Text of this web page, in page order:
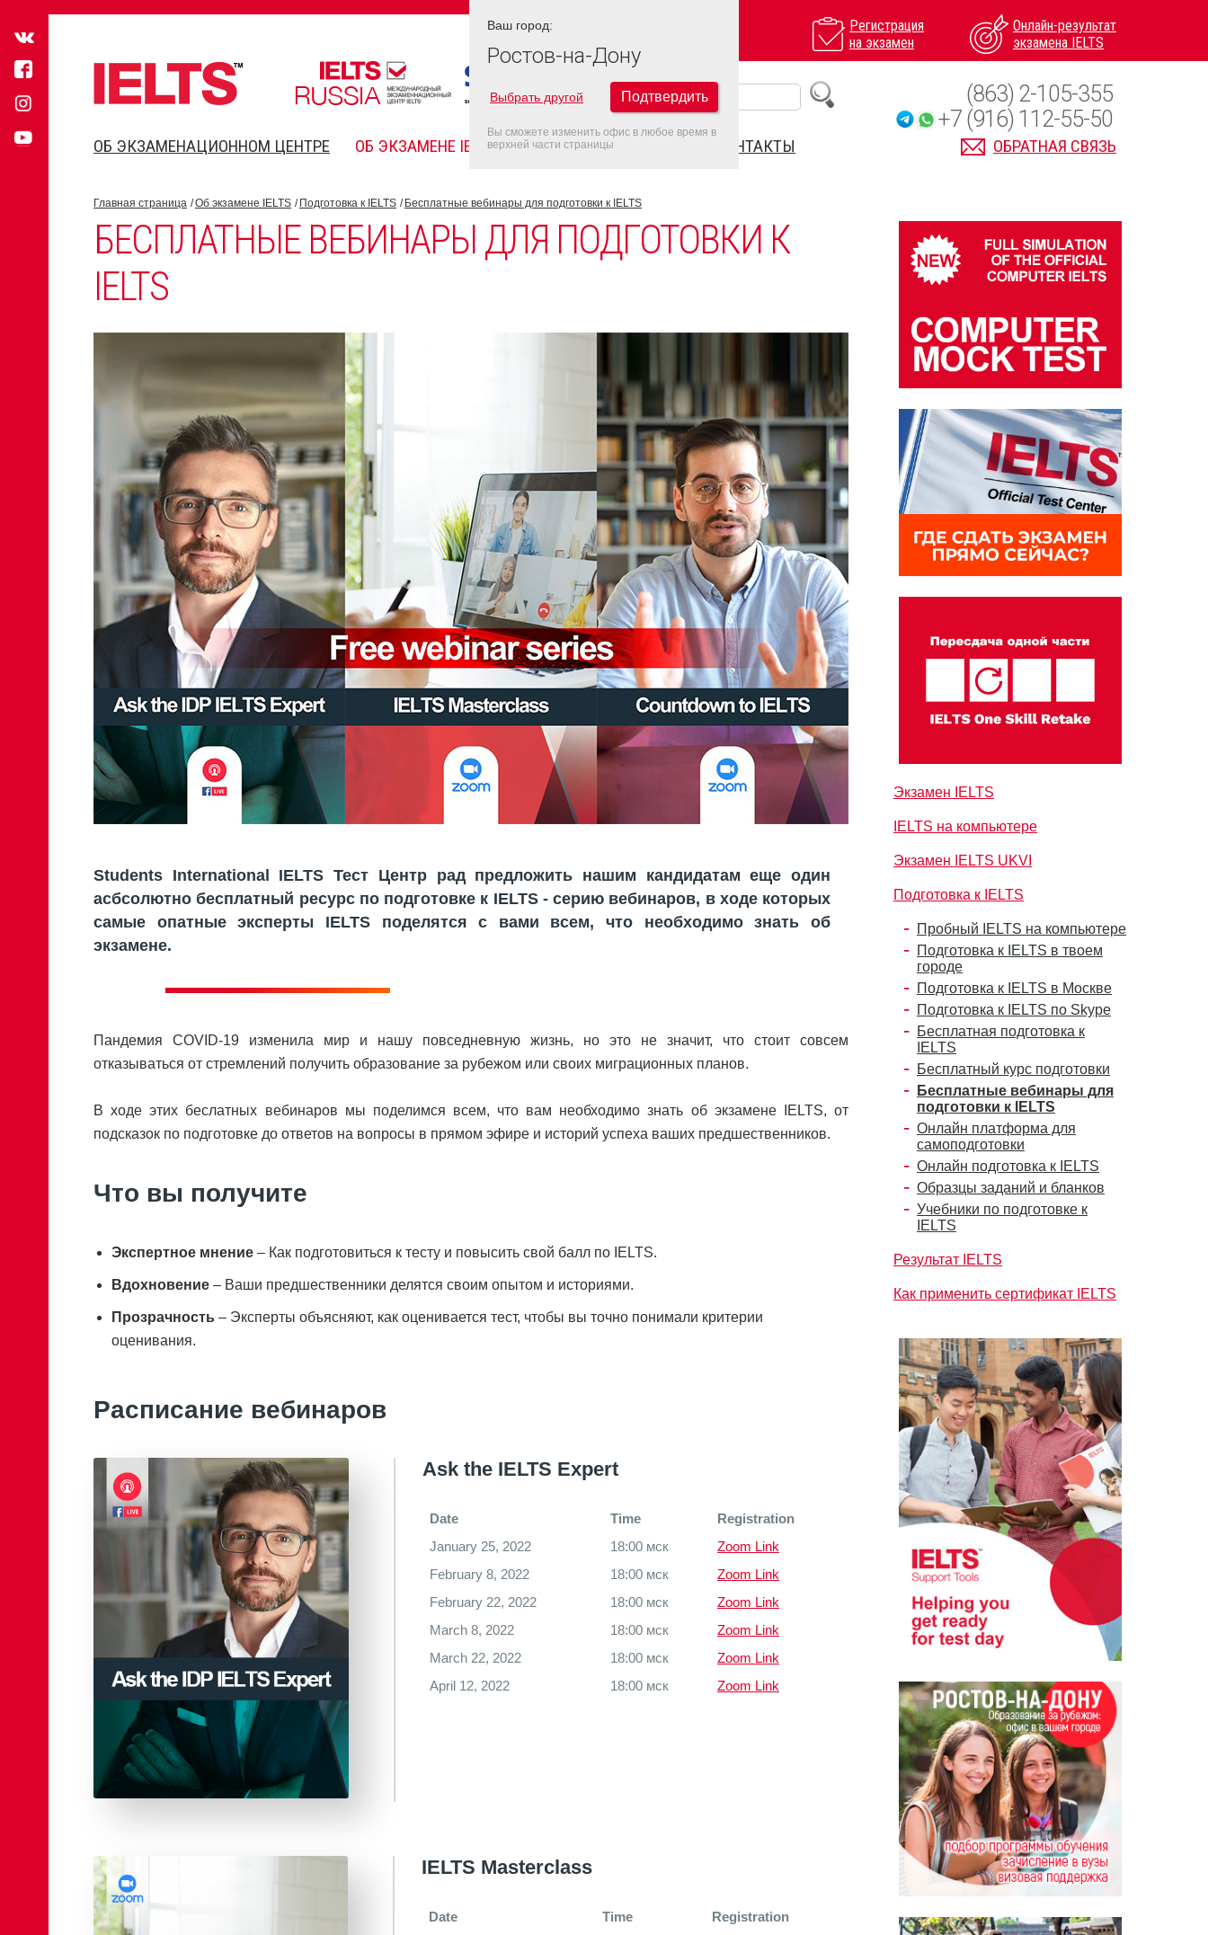
Регистрация
на экзамен
Онлайн-результат
экзамена IELTS
ОБ ЭКЗАМЕНАЦИОННОМ ЦЕНТРЕ ОБ ЭКЗАМЕНЕ IELTS FAQ ДАТЫ IELTS 2022 КОНТАКТЫ ОБРАТНАЯ СВЯЗЬ
(863) 2-105-355
+7 (916) 112-55-50
Главная страница Об экзамене IELTS Подготовка к IELTS Бесплатные вебинары для подготовки к IELTS
БЕСПЛАТНЫЕ ВЕБИНАРЫ ДЛЯ ПОДГОТОВКИ К
IELTS
Students International IELTS Тест Центр рад предложить нашим кандидатам еще один
асбсолютно бесплатный ресурс по подготовке к IELTS - серию вебинаров, в ходе которых
самые опатные эксперты IELTS поделятся с вами всем, что необходимо знать об
экзамене.
Пандемия COVID-19 изменила мир и нашу повседневную жизнь, но это не значит, что стоит совсем
отказываться от стремлений получить образование за рубежом или своих миграционных планов.
В ходе этих беслатных вебинаров мы поделимся всем, что вам необходимо знать об экзамене IELTS, от
подсказок по подготовке до ответов на вопросы в прямом эфире и историй успеха ваших предшественников.
Что вы получите
Экспертное мнение – Как подготовиться к тесту и повысить свой балл по IELTS.
Вдохновение – Ваши предшественники делятся своим опытом и историями.
Прозрачность – Эксперты объясняют, как оценивается тест, чтобы вы точно понимали критерии
оценивания.
Расписание вебинаров
Ask the IELTS Expert
Date Time
Registration
January 25, 2022
18:00 мск
Zoom Link
February 8, 2022
18:00 мск
Zoom Link
February 22, 2022
18:00 мск
Zoom Link
March 8, 2022
18:00 мск
Zoom Link
March 22, 2022
18:00 мск
Zoom Link
April 12, 2022
18:00 мск Zoom Link
IELTS Masterclass
Date Time
Registration
Экзамен IELTS
IELTS на компьютере
Экзамен IELTS UKVI
Подготовка к IELTS
Пробный IELTS на компьютере
Подготовка к IELTS в твоем
городе
Подготовка к IELTS в Москве
Подготовка к IELTS по Skype
Бесплатная подготовка к
IELTS
Бесплатный курс подготовки
Бесплатные вебинары для
подготовки к IELTS
Онлайн платформа для
самоподготовки
Онлайн подготовка к IELTS
Образцы заданий и бланков
Учебники по подготовке к
IELTS
Результат IELTS
Как применить сертификат IELTS
Ваш город:
Ростов-на-Дону
Выбрать другой Подтвердить
Вы сможете изменить офис в любое время в
верхней части страницы